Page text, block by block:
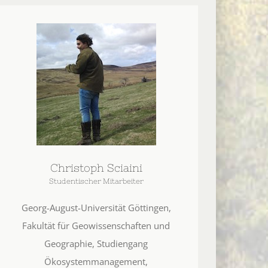
Christoph Sciaini
Studentischer Mitarbeiter
Georg-August-Universität Göttingen,
Fakultät für Geowissenschaften und
Geographie, Studiengang
Ökosystemmanagement,